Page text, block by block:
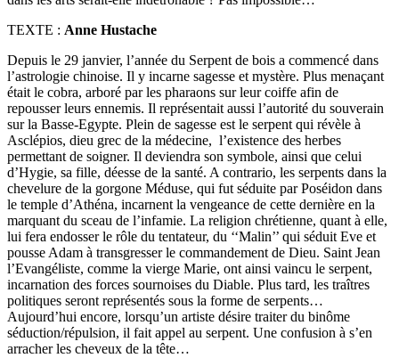
TEXTE : Anne Hustache
Depuis le 29 janvier, l’année du Serpent de bois a commencé dans
l’astrologie chinoise. Il y incarne sagesse et mystère. Plus menaçant
était le cobra, arboré par les pharaons sur leur coiffe afin de
repousser leurs ennemis. Il représentait aussi l’autorité du souverain
sur la Basse-Egypte. Plein de sagesse est le serpent qui révèle à
Asclépios, dieu grec de la médecine, l’existence des herbes
permettant de soigner. Il deviendra son symbole, ainsi que celui
d’Hygie, sa fille, déesse de la santé. A contrario, les serpents dans la
chevelure de la gorgone Méduse, qui fut séduite par Poséidon dans
le temple d’Athéna, incarnent la vengeance de cette dernière en la
marquant du sceau de l’infamie. La religion chrétienne, quant à elle,
lui fera endosser le rôle du tentateur, du ‘‘Malin’’ qui séduit Eve et
pousse Adam à transgresser le commandement de Dieu. Saint Jean
l’Evangéliste, comme la vierge Marie, ont ainsi vaincu le serpent,
incarnation des forces sournoises du Diable. Plus tard, les traîtres
politiques seront représentés sous la forme de serpents…
Aujourd’hui encore, lorsqu’un artiste désire traiter du binôme
séduction/répulsion, il fait appel au serpent. Une confusion à s’en
arracher les cheveux de la tête…